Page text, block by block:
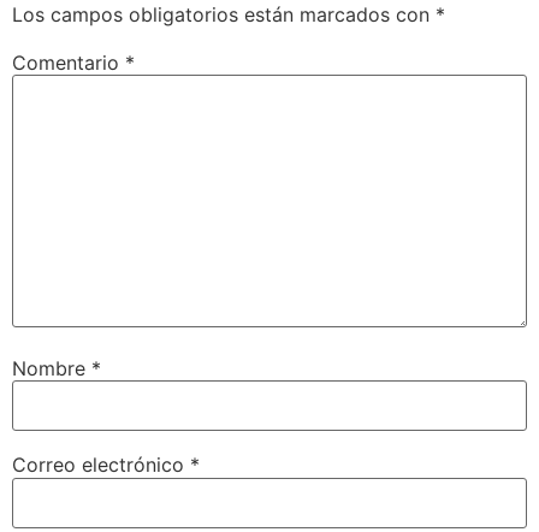
Los campos obligatorios están marcados con *
Comentario *
Nombre *
Correo electrónico *